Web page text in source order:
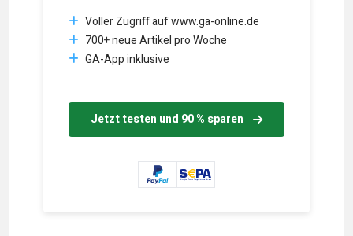
Voller Zugriff auf www.ga-online.de
700+ neue Artikel pro Woche
GA-App inklusive
Jetzt testen und 90 % sparen